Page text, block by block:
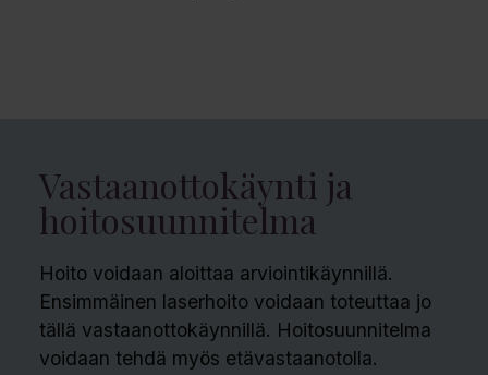
Vastaanottokäynti ja
hoitosuunnitelma
Hoito voidaan aloittaa arviointikäynnillä.
Ensimmäinen laserhoito voidaan toteuttaa jo
tällä vastaanottokäynnillä. Hoitosuunnitelma
voidaan tehdä myös etävastaanotolla.